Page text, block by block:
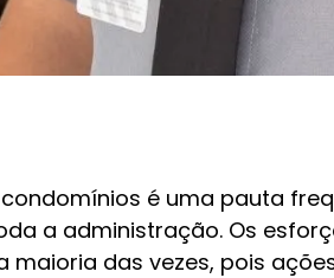
é uma pauta
a administração. Os
maioria das vezes, pois